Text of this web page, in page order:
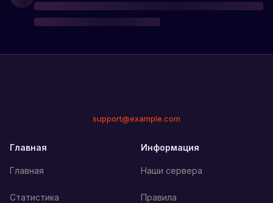
support@example.com
Главная
Главная
Статистика
Информация
Наши сервера
Правила